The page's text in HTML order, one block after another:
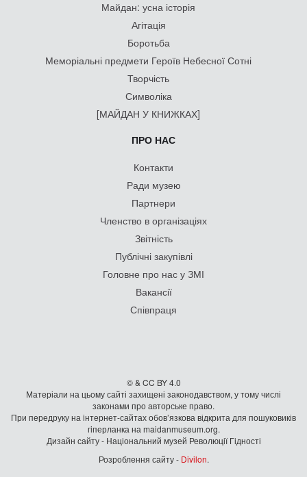
Майдан: усна історія
Агітація
Боротьба
Меморіальні предмети Героїв Небесної Сотні
Творчість
Символіка
[МАЙДАН У КНИЖКАХ]
ПРО НАС
Контакти
Ради музею
Партнери
Членство в організаціях
Звітність
Публічні закупівлі
Головне про нас у ЗМІ
Вакансії
Співпраця
© & CC BY 4.0
Матеріали на цьому сайті захищені законодавством, у тому числі
законами про авторське право.
При передруку на iнтернет-сайтах обов’язкова відкрита для пошуковиків
гiперланка на maidanmuseum.org.
Дизайн сайту - Національний музей Революції Гідності
Розроблення сайту - Divilon.